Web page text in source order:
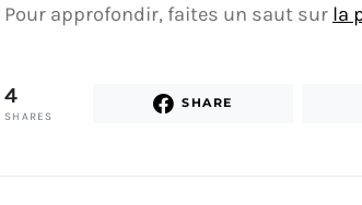
Pour approfondir, faites un saut sur la
4
SHARES
SHARE